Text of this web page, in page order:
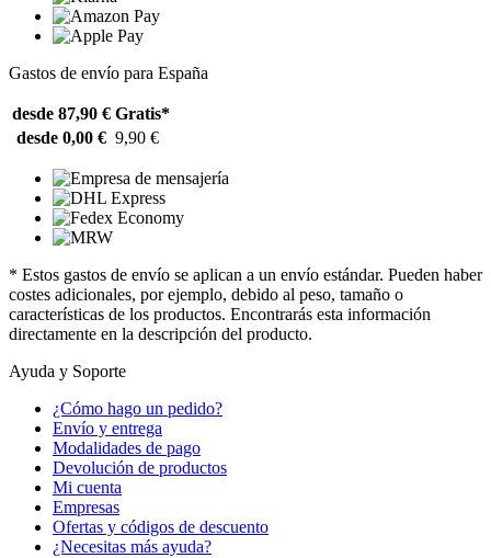
Gastos de envío para España
desde 87,90 € Gratis*
desde 0,00 € 9,90 €
* Estos gastos de envío se aplican a un envío estándar. Pueden haber
costes adicionales, por ejemplo, debido al peso, tamaño o
características de los productos. Encontrarás esta información
directamente en la descripción del producto.
Ayuda y Soporte
¿Cómo hago un pedido?
Envío y entrega
Modalidades de pago
Devolución de productos
Mi cuenta
Empresas
Ofertas y códigos de descuento
¿Necesitas más ayuda?